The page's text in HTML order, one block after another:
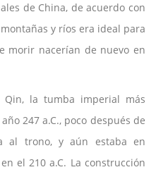
de China, de acuerdo con
y ríos era ideal para
morir nacerían de nuevo en
Qin, la tumba imperial más
247 a.C., poco después de
al trono, y aún estaba en
el 210 a.C. La construcción